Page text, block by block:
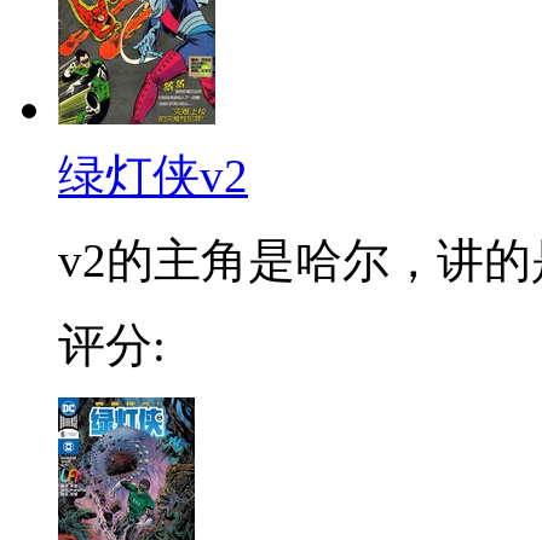
绿灯侠v2
v2的主角是哈尔，讲
评分: